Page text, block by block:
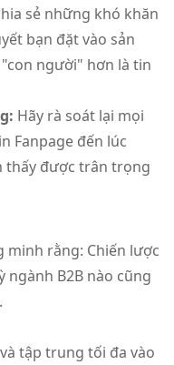
sẻ những khó khăn
bạn đặt vào sản
người" hơn là tin
Hãy rà soát lại mọi
Fanpage đến lúc
thấy được trân trọng
minh rằng: Chiến lược
ngành B2B nào cũng
tập trung tối đa vào